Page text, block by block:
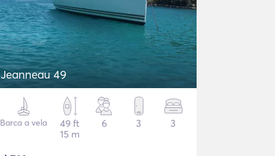
Jeanneau 49
Barca a vela
49 ft
15 m
6 3 3